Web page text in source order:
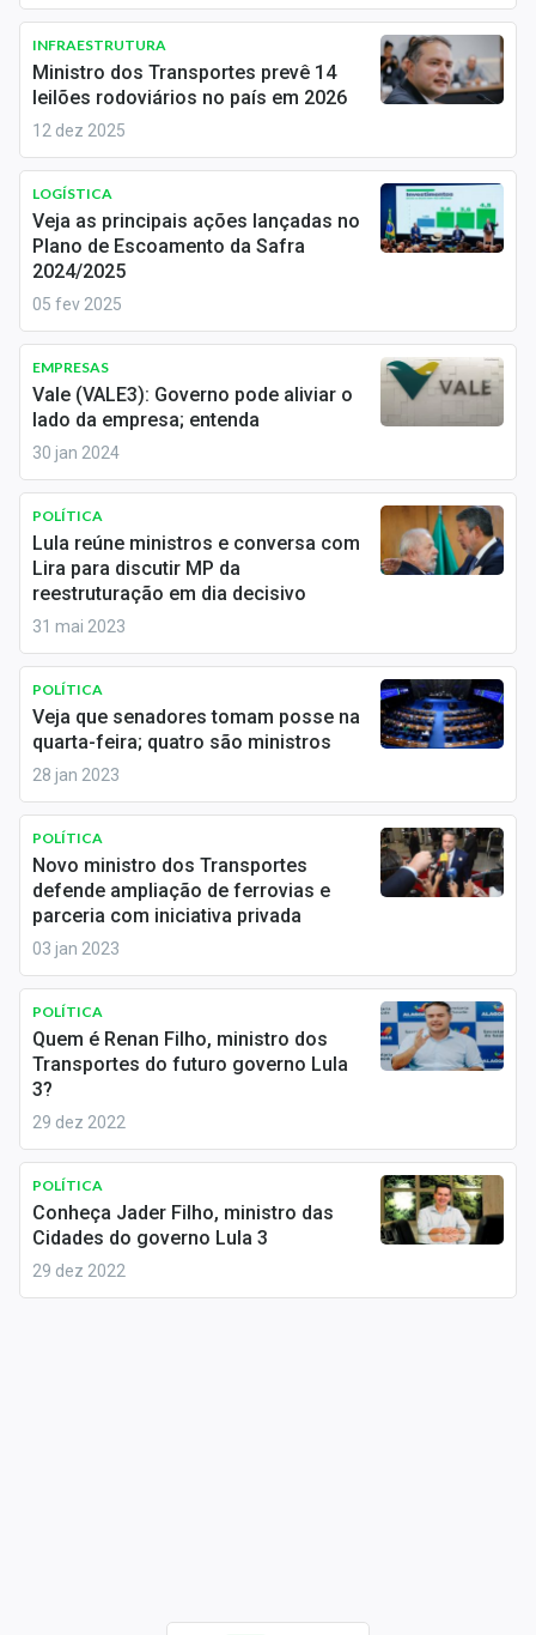
Carteiras Recomendadas
Central de Fundos Imobiliários
Central dos IPOs
Renda Fixa
Finanças Pessoais
Economia
Empresas
Brasil
Política
Colunas
Especiais
Internacional
Marketing
Tecnologia
Conteúdo de Marca
Sobre
Expediente
Contato
INFRAESTRUTURA
Ministro dos Transportes prevê 14
leilões rodoviários no país em 2026
12 dez 2025
LOGÍSTICA
Veja as principais ações lançadas no
Plano de Escoamento da Safra
2024/2025
05 fev 2025
EMPRESAS
Vale (VALE3): Governo pode aliviar o
lado da empresa; entenda
30 jan 2024
POLÍTICA
Lula reúne ministros e conversa com
Lira para discutir MP da
reestruturação em dia decisivo
31 mai 2023
POLÍTICA
Veja que senadores tomam posse na
quarta-feira; quatro são ministros
28 jan 2023
POLÍTICA
Novo ministro dos Transportes
defende ampliação de ferrovias e
parceria com iniciativa privada
03 jan 2023
POLÍTICA
Quem é Renan Filho, ministro dos
Transportes do futuro governo Lula
3?
29 dez 2022
POLÍTICA
Conheça Jader Filho, ministro das
Cidades do governo Lula 3
29 dez 2022